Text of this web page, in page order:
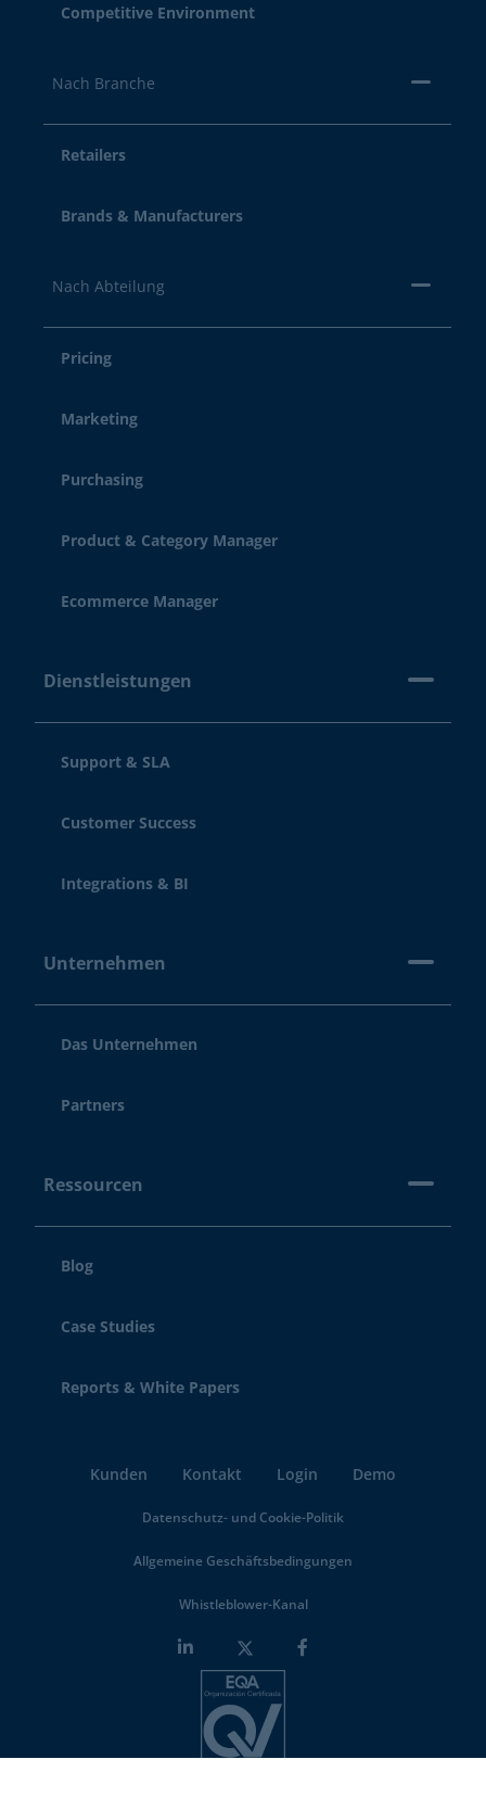
Competitive Environment
Nach Branche
Retailers
Brands & Manufacturers
Nach Abteilung
Pricing
Marketing
Purchasing
Product & Category Manager
Ecommerce Manager
Dienstleistungen
Support & SLA
Customer Success
Integrations & BI
Unternehmen
Das Unternehmen
Partners
Ressourcen
Blog
Case Studies
Reports & White Papers
Kunden Kontakt Login Demo
Datenschutz- und Cookie-Politik
Allgemeine Geschäftsbedingungen
Whistleblower-Kanal